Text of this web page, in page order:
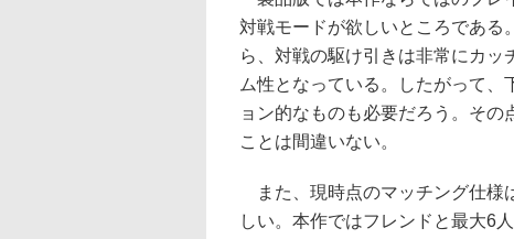
対戦モードが欲しいところである
ら、対戦の駆け引きは非常にカ
ム性となっている。したがって
ョン的なものも必要だろう。そ
ことは間違いない。
また、現時点のマッチング仕様
しい。本作ではフレンドと最大6